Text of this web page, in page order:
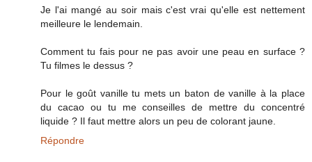
Je l'ai mangé au soir mais c'est vrai qu'elle est nettement
meilleure le lendemain.
Comment tu fais pour ne pas avoir une peau en surface ?
Tu filmes le dessus ?
Pour le goût vanille tu mets un baton de vanille à la place
du cacao ou tu me conseilles de mettre du concentré
liquide ? Il faut mettre alors un peu de colorant jaune.
Répondre